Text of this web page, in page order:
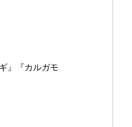
』『カルガモ